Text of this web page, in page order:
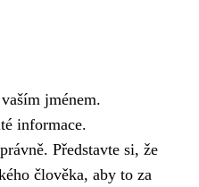
jménem.
informace.
Představte si, že
člověka, aby to za